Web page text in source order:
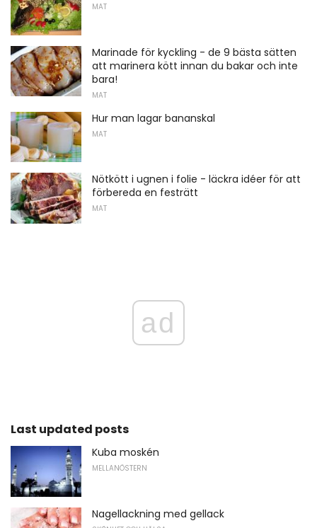
MAT
Marinade för kyckling - de 9 bästa sätten
att marinera kött innan du bakar och inte
bara!
MAT
Hur man lagar bananskal
MAT
Nötkött i ugnen i folie - läckra idéer för att
förbereda en festrätt
MAT
ad
Last updated posts
Kuba moskén
MELLANÖSTERN
Nagellackning med gellack